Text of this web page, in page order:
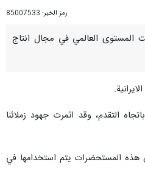
رمز الخبر: 85007533
المستوى العالمي في مجال انتاج
التقدم، وقد اثمرت جهود زملائنا
هذه المستحضرات يتم استخدامها في